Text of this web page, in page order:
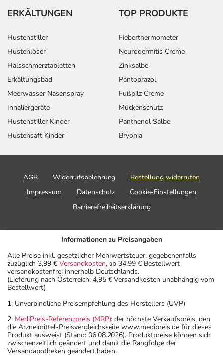
ERKÄLTUNGEN
Hustenstiller
Hustenlöser
Halsschmerztabletten
Erkältungsbad
Meerwasser Nasenspray
Inhaliergeräte
Hustenstiller Kinder
Hustensaft Kinder
TOP PRODUKTE
Fieberthermometer
Neurodermitis Creme
Zinksalbe
Pantoprazol
Fußpilz Creme
Mückenschutz
Panthenol Salbe
Bryonia
AGB Widerrufsbelehrung
Bestellung widerrufen
Impressum
Datenschutz
Cookie-Einstellungen
Barrierefreiheitserklärung
Informationen zu Preisangaben
Alle Preise inkl. gesetzlicher Mehrwertsteuer, gegebenenfalls
zuzüglich 3,99 € Versandkosten, ab 34,99 € Bestellwert
versandkostenfrei innerhalb Deutschlands.
(Lieferung nach Österreich: 4,95 € Versandkosten unabhängig vom
Bestellwert)
1: Unverbindliche Preisempfehlung des Herstellers (UVP)
2: MediPreis-Referenzpreis (MRP): der höchste Verkaufspreis, den
die Arzneimittel-Preisvergleichsseite www.medipreis.de für dieses
Produkt ausweist (Stand: 06.08.2026). Produktpreise können sich
zwischenzeitlich geändert und damit die Rangfolge der
Versandapotheken geändert haben.